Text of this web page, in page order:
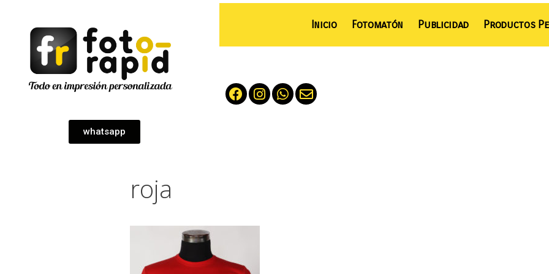
Inicio Fotomatón Publicidad Productos
whatsapp
roja